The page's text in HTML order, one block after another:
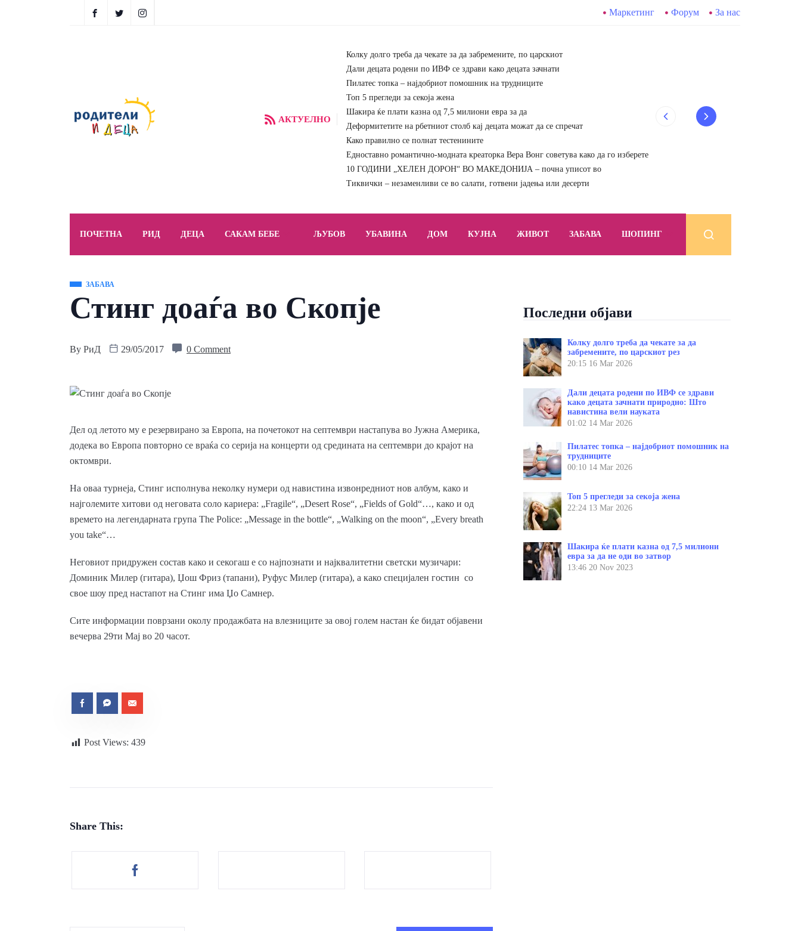
Маркетинг Форум За нас
АКТУЕЛНО
Колку долго треба да чекате за да забремените, по царскиот
Дали децата родени по ИВФ се здрави како децата зачнати
Пилатес топка – најдобриот помошник на трудниците
Топ 5 прегледи за секоја жена
Шакира ќе плати казна од 7,5 милиони евра за да
Деформитетите на рбетниот столб кај децата можат да се спречат
Како правилно се полнат тестенините
Едноставно романтично-модната креаторка Вера Вонг советува како да го изберете
10 ГОДИНИ „ХЕЛЕН ДОРОН“ ВО МАКЕДОНИЈА – почна уписот во
Тиквички – незаменливи се во салати, готвени јадења или десерти
ПОЧЕТНА РИД ДЕЦА САКАМ БЕБЕ ЉУБОВ УБАВИНА ДОМ КУЈНА ЖИВОТ ЗАБАВА ШОПИНГ
ЗАБАВА
Стинг доаѓа во Скопје
By РиД 29/05/2017 0 Comment
Дел од летото му е резервирано за Европа, на почетокот на септември настапува во Јужна Америка,
додека во Европа повторно се враќа со серија на концерти од средината на септември до крајот на
октомври.
На оваа турнеја, Стинг исполнува неколку нумери од навистина извонредниот нов албум, како и
најголемите хитови од неговата соло кариера: „Fragile“, „Desert Rose“, „Fields of Gold“…, како и од
времето на легендарната група The Police: „Message in the bottle“, „Walking on the moon“, „Every breath
you take“…
Неговиот придружен состав како и секогаш е со најпознати и најквалитетни светски музичари:
Доминик Милер (гитара), Џош Фриз (тапани), Руфус Милер (гитара), а како специјален гостин со
свое шоу пред настапот на Стинг има Џо Самнер.
Сите информации поврзани околу продажбата на влезниците за овој голем настан ќе бидат објавени
вечерва 29ти Мај во 20 часот.
Post Views: 439
Share This:
Последни објави
Колку долго треба да чекате за да
забремените, по царскиот рез
20:15 16 Mar 2026
Дали децата родени по ИВФ се здрави
како децата зачнати природно: Што
навистина вели науката
01:02 14 Mar 2026
Пилатес топка – најдобриот помошник на
трудниците
00:10 14 Mar 2026
Топ 5 прегледи за секоја жена
22:24 13 Mar 2026
Шакира ќе плати казна од 7,5 милиони
евра за да не оди во затвор
13:46 20 Nov 2023